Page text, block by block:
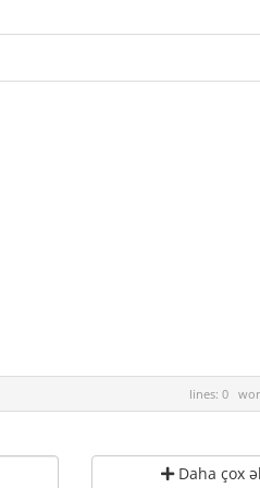
lines: 0
Daha çox